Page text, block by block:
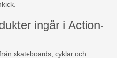
ingår i Action-
skateboards, cyklar och